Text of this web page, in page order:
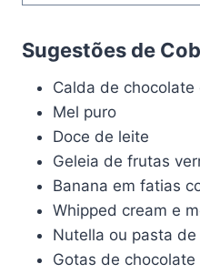
Sugestões de
Calda de chocolate
Mel puro
Doce de leite
Geleia de frutas
Banana em fatias
Whipped cream e
Nutella ou pasta
Gotas de chocolate